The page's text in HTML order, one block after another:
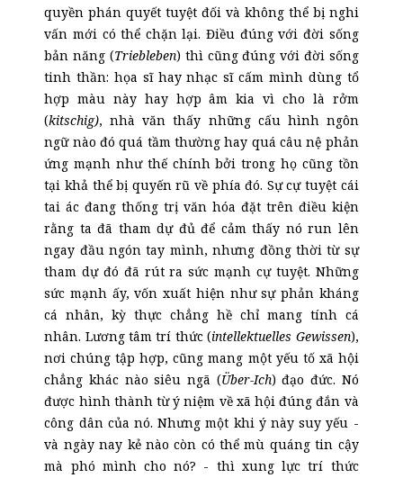
quyền phán quyết tuyệt đối và không thể bị nghi
vấn mới có thể chặn lại. Điều đúng với đời sống
bản năng (Triebleben) thì cũng đúng với đời sống
tinh thần: họa sĩ hay nhạc sĩ cấm mình dùng tổ
hợp màu này hay hợp âm kia vì cho là rởm
(kitschig), nhà văn thấy những cấu hình ngôn
ngữ nào đó quá tầm thường hay quá câu nệ phản
ứng mạnh như thế chính bởi trong họ cũng tồn
tại khả thể bị quyến rũ về phía đó. Sự cự tuyệt cái
tai ác đang thống trị văn hóa đặt trên điều kiện
rằng ta đã tham dự đủ để cảm thấy nó run lên
ngay đầu ngón tay mình, nhưng đồng thời từ sự
tham dự đó đã rút ra sức mạnh cự tuyệt. Những
sức mạnh ấy, vốn xuất hiện như sự phản kháng
cá nhân, kỳ thực chẳng hề chỉ mang tính cá
nhân. Lương tâm trí thức (intellektuelles Gewissen),
nơi chúng tập hợp, cũng mang một yếu tố xã hội
chẳng khác nào siêu ngã (Über-Ich) đạo đức. Nó
được hình thành từ ý niệm về xã hội đúng đắn và
công dân của nó. Nhưng một khi ý này suy yếu -
và ngày nay kẻ nào còn có thể mù quáng tin cậy
mà phó mình cho nó? - thì xung lực trí thức